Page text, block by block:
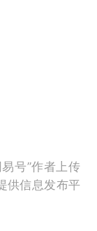
号”作者上传
供信息发布平